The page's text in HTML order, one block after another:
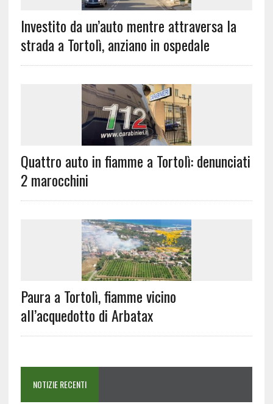
Investito da un’auto mentre attraversa la
strada a Tortolì, anziano in ospedale
Quattro auto in fiamme a Tortolì: denunciati
2 marocchini
Paura a Tortolì, fiamme vicino
all’acquedotto di Arbatax
NOTIZIE RECENTI